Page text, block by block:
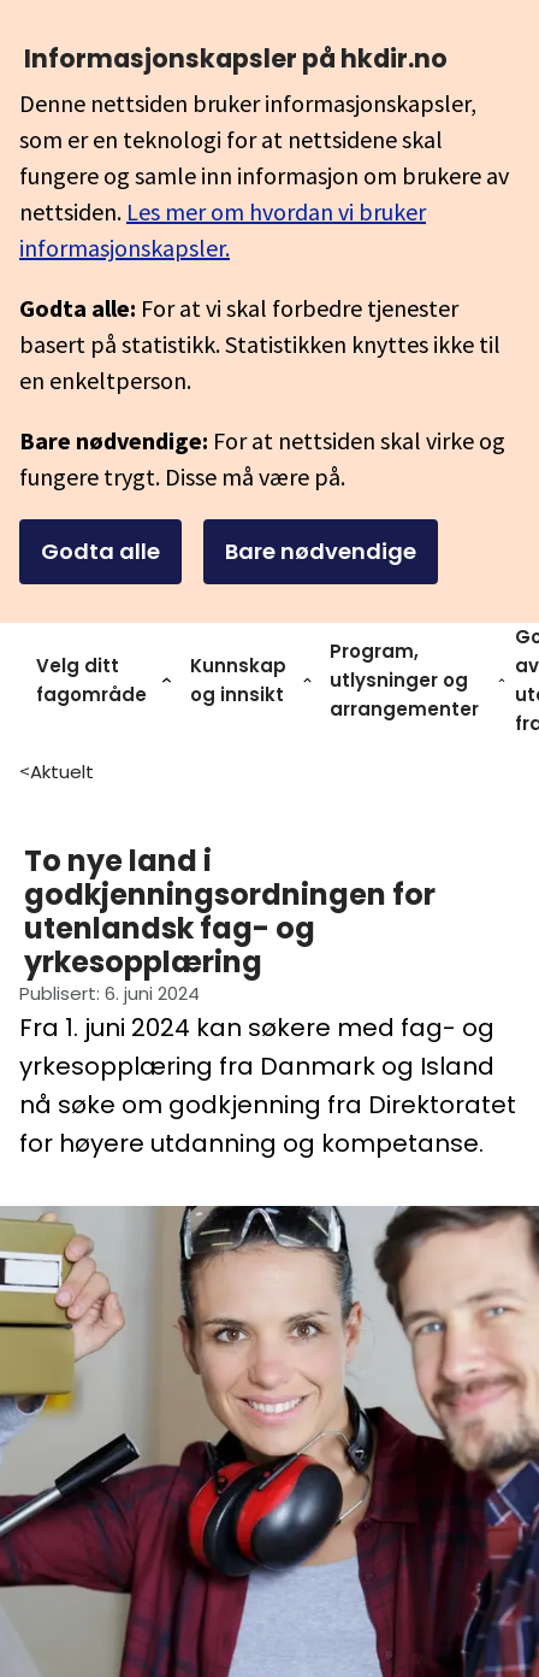
Informasjonskapsler på hkdir.no
Denne nettsiden bruker informasjonskapsler,
som er en teknologi for at nettsidene skal
fungere og samle inn informasjon om brukere av
nettsiden. Les mer om hvordan vi bruker
informasjonskapsler.
Godta alle: For at vi skal forbedre tjenester
basert på statistikk. Statistikken knyttes ikke til
en enkeltperson.
Bare nødvendige: For at nettsiden skal virke og
fungere trygt. Disse må være på.
Godta alle Bare nødvendige
Velg ditt
fagområde
Kunnskap
og innsikt
Program,
utlysninger og
arrangementer
av
>Aktuelt
To nye land i
godkjenningsordningen for
utenlandsk fag- og
yrkesopplæring
Publisert: 6. juni 2024
Fra 1. juni 2024 kan søkere med fag- og
yrkesopplæring fra Danmark og Island
nå søke om godkjenning fra Direktoratet
for høyere utdanning og kompetanse.